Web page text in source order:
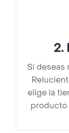
2.
Si deseas
elige la
producto